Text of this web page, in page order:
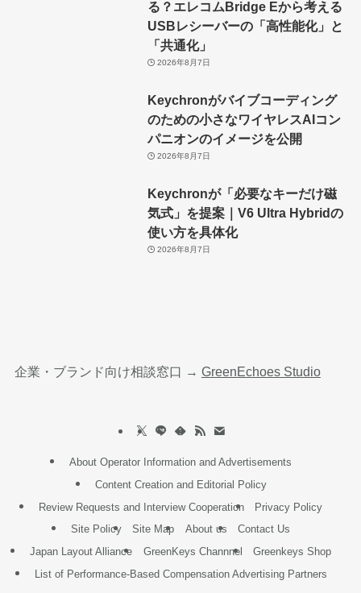
る？エレコムBridge Eから考える
USBレシーバーの「高性能化」と
「共通化」
2026年8月7日
Keychronがバイブコーディング
のための小さなワイヤレスAIコン
パニオンのイメージを公開
2026年8月7日
Keychronが「必要なキーだけ磁
気式」を提案｜V6 Ultra Hybridの
使い方を具体化
2026年8月7日
企業・ブランド向け相談窓口 → GreenEchoes Studio
About Operator Information and Advertisements
Content Creation and Editorial Policy
Review Requests and Interview Cooperation
Privacy Policy
Site Policy
Site Map About us
Contact Us
Japan Layout Alliance
GreenKeys Channnel
Greenkeys Shop
List of Performance-Based Compensation Advertising Partners